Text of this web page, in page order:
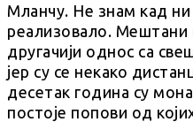
Мланчу. Не знам кад ни
реализовало. Мештани
другачији однос са
јер су се некако
десетак година су
постоје попови од